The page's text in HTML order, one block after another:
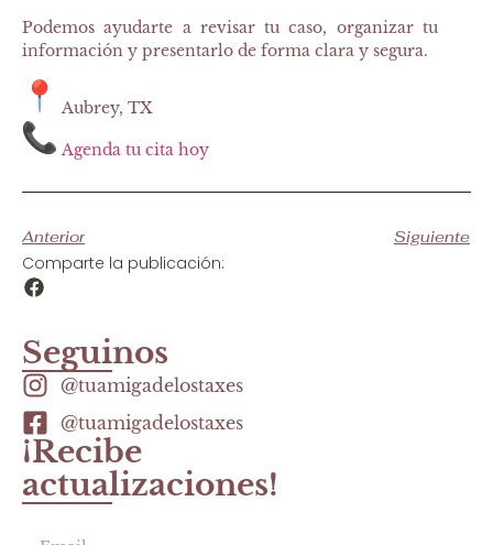
Podemos ayudarte a revisar tu caso, organizar tu
información y presentarlo de forma clara y segura.
Aubrey, TX
Agenda tu cita hoy
Anterior Siguiente
Comparte la publicación:
Seguinos
@tuamigadelostaxes
@tuamigadelostaxes
¡Recibe
actualizaciones!